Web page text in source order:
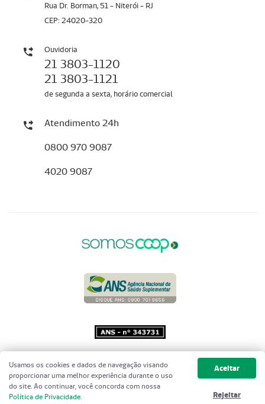
Rua Dr. Borman, 51 - Niterói - RJ
CEP: 24020-320
Ouvidoria
21 3803-1120
21 3803-1121
de segunda a sexta, horário comercial
Atendimento 24h
0800 970 9087
4020 9087
Copyright 2001 - 2026 Unimed do
Brasil - Todos os direitos reservados
Usamos os cookies e dados de navegação visando
proporcionar uma melhor experiência durante o uso
do site. Ao continuar, você concorda com nossa
Política de Privacidade.
Aceitar
Rejeitar